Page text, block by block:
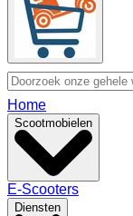
Home
Scootmobielen
E-Scooters
Diensten